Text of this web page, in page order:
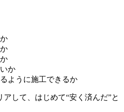
か
ように施工できるか
して、はじめて“安く済んだ”と